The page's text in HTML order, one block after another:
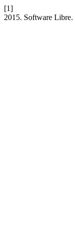
[1]
2015. Software Libre.